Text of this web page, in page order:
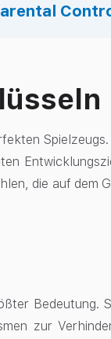
die auf dem
Bedeutung.
zur